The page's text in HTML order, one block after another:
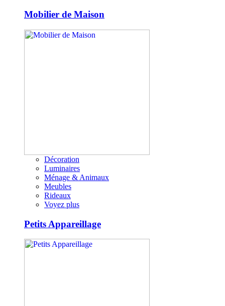
Mobilier de Maison
Décoration
Luminaires
Ménage & Animaux
Meubles
Rideaux
Voyez plus
Petits Appareillage